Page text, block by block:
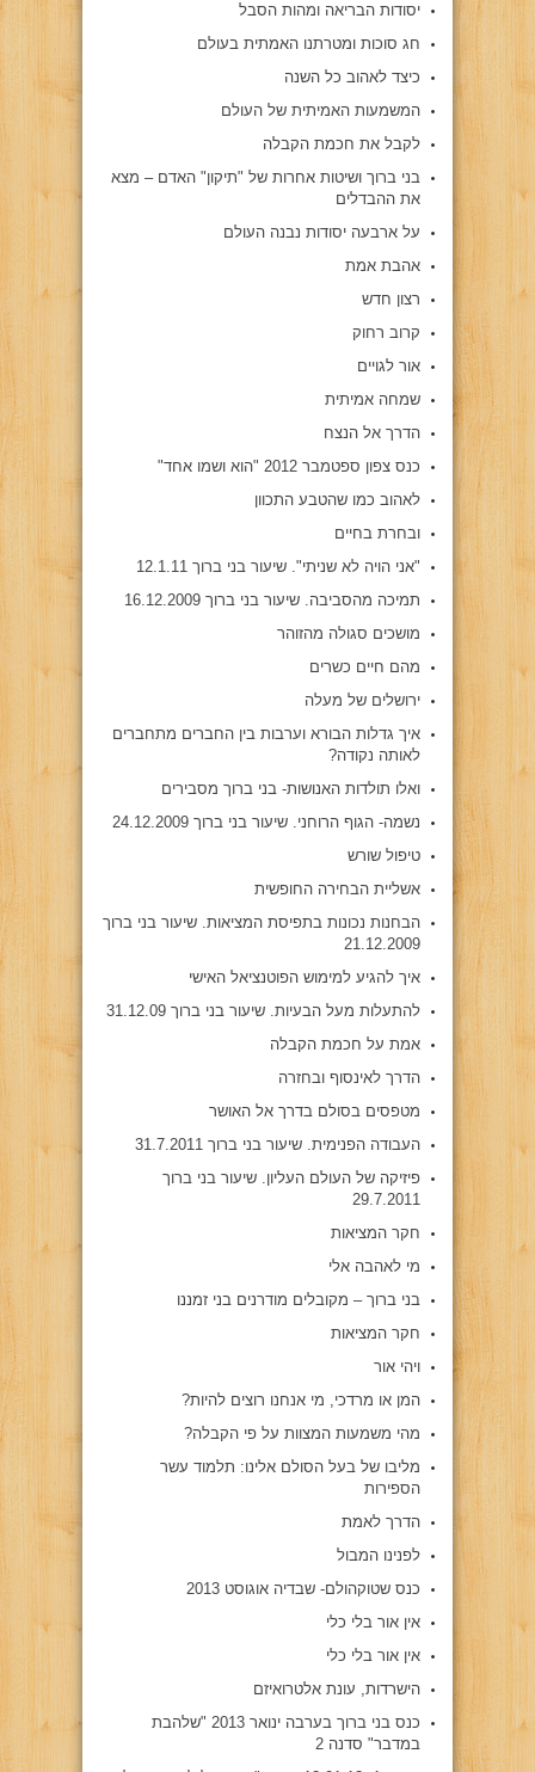
יסודות הבריאה ומהות הסבל
חג סוכות ומטרתנו האמתית בעולם
כיצד לאהוב כל השנה
המשמעות האמיתית של העולם
לקבל את חכמת הקבלה
בני ברוך ושיטות אחרות של "תיקון" האדם – מצא
את ההבדלים
על ארבעה יסודות נבנה העולם
אהבת אמת
רצון חדש
קרוב רחוק
אור לגויים
שמחה אמיתית
הדרך אל הנצח
כנס צפון ספטמבר 2012 "הוא ושמו אחד"
לאהוב כמו שהטבע התכוון
ובחרת בחיים
"אני הויה לא שניתי". שיעור בני ברוך 12.1.11
תמיכה מהסביבה. שיעור בני ברוך 16.12.2009
מושכים סגולה מהזוהר
מהם חיים כשרים
ירושלים של מעלה
איך גדלות הבורא וערבות בין החברים מתחברים
לאותה נקודה?
ואלו תולדות האנושות- בני ברוך מסבירים
נשמה- הגוף הרוחני. שיעור בני ברוך 24.12.2009
טיפול שורש
אשליית הבחירה החופשית
הבחנות נכונות בתפיסת המציאות. שיעור בני ברוך
21.12.2009
איך להגיע למימוש הפוטנציאל האישי
להתעלות מעל הבעיות. שיעור בני ברוך 31.12.09
אמת על חכמת הקבלה
הדרך לאינסוף ובחזרה
מטפסים בסולם בדרך אל האושר
העבודה הפנימית. שיעור בני ברוך 31.7.2011
פיזיקה של העולם העליון. שיעור בני ברוך
29.7.2011
חקר המציאות
מי לאהבה אלי
בני ברוך – מקובלים מודרנים בני זמננו
חקר המציאות
ויהי אור
המן או מרדכי, מי אנחנו רוצים להיות?
מהי משמעות המצוות על פי הקבלה?
מליבו של בעל הסולם אלינו: תלמוד עשר
הספירות
הדרך לאמת
לפנינו המבול
כנס שטוקהולם- שבדיה אוגוסט 2013
אין אור בלי כלי
אין אור בלי כלי
הישרדות, עונת אלטרואיזם
כנס בני ברוך בערבה ינואר 2013 "שלהבת
במדבר" סדנה 2